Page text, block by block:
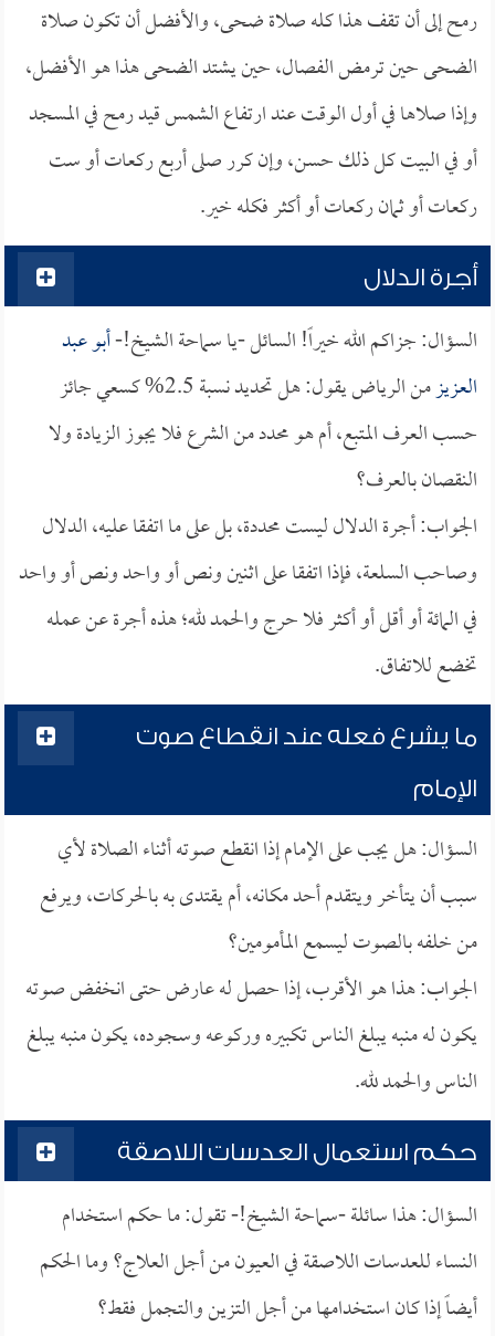
رمح إلى أن تقف هذا كله صلاة ضحى، والأفضل أن تكون صلاة
الضحى حين ترمض الفصال، حين يشتد الضحى هذا هو الأفضل،
وإذا صلاها في أول الوقت عند ارتفاع الشمس قيد رمح في المسجد
أو في البيت كل ذلك حسن، وإن كرر صلى أربع ركعات أو ست
ركعات أو ثمان ركعات أو أكثر فكله خير.
أجرة الدلال
السؤال: جزاكم الله خيراً! السائل -يا سماحة الشيخ!-أبو عبد
العزيز
من الرياض يقول: هل تحديد نسبة 2.5% كسعي جائز
حسب العرف المتبع، أم هو محدد من الشرع فلا يجوز الزيادة ولا
النقصان بالعرف؟
الجواب: أجرة الدلال ليست محددة، بل على ما اتفقا عليه، الدلال
وصاحب السلعة، فإذا اتفقا على اثنين ونص أو واحد ونص أو واحد
في المائة أو أقل أو أكثر فلا حرج والحمد لله؛ هذه أجرة عن عمله
تخضع للاتفاق.
ما يشرع فعله عند انقطاع صوت
الإمام
السؤال: هل يجب على الإمام إذا انقطع صوته أثناء الصلاة لأي
سبب أن يتأخر ويتقدم أحد مكانه، أم يقتدى به بالحركات، ويرفع
من خلفه بالصوت ليسمع المأمومين؟
الجواب: هذا هو الأقرب، إذا حصل له عارض حتى انخفض صوته
يكون له منبه يبلغ الناس تكبيره وركوعه وسجوده، يكون منبه يبلغ
الناس والحمد لله.
حكم استعمال العدسات اللاصقة
السؤال: هذا سائلة -سماحة الشيخ!- تقول: ما حكم استخدام
النساء للعدسات اللاصقة في العيون من أجل العلاج؟ وما الحكم
أيضاً إذا كان استخدامها من أجل التزين والتجمل فقط؟